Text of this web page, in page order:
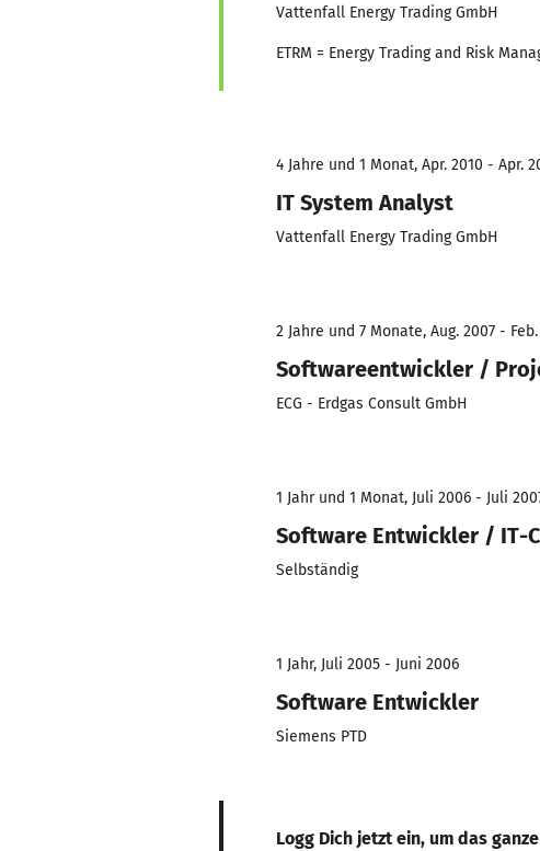
Vattenfall Energy Trading GmbH
ETRM = Energy Trading and Risk
4 Jahre und 1 Monat, Apr. 2010 - Apr.
IT System Analyst
Vattenfall Energy Trading GmbH
2 Jahre und 7 Monate, Aug. 2007 - Feb.
Softwareentwickler /
ECG - Erdgas Consult GmbH
1 Jahr und 1 Monat, Juli 2006 - Juli
Software Entwickler / IT-
Selbständig
1 Jahr, Juli 2005 - Juni 2006
Software Entwickler
Siemens PTD
Logg Dich jetzt ein, um das